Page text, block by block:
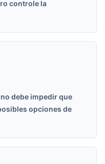
controle la
debe impedir que
opciones de